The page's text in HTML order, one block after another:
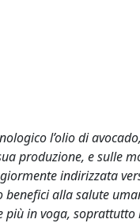
l’olio di
produzione, e sulle
indirizzata
alla salute
in voga,